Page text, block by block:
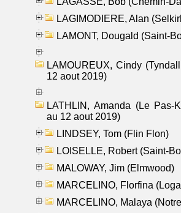
LAGIMODIERE, Alan
LAMONT, Dougald (Saint-
LAMOUREUX, Cindy
12 aout 2019)
LATHLIN, Amanda (Le Pas-
au 12 aout 2019)
LINDSEY, Tom (Flin Flon)
LOISELLE, Robert (Saint-
MALOWAY, Jim (Elmwood)
MARCELINO, Florfina
MARCELINO, Malaya